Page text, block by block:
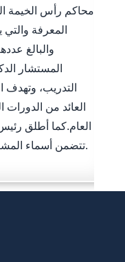
محاكم رأس الخيمة
المعرفة والتي
المستشار
التدريب، وتهدف
العائد من الدورات
العام.كما أطلق
تتضمن أسماء المشاركين في المبادرة ويتم تغييرها سنويا.